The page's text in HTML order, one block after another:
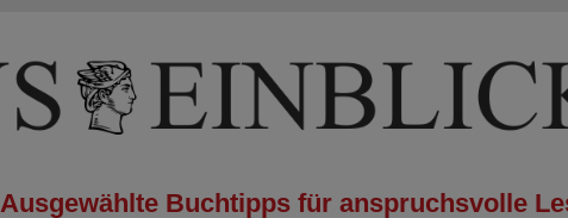
Ausgewählte Buchtipps für anspruchsvolle